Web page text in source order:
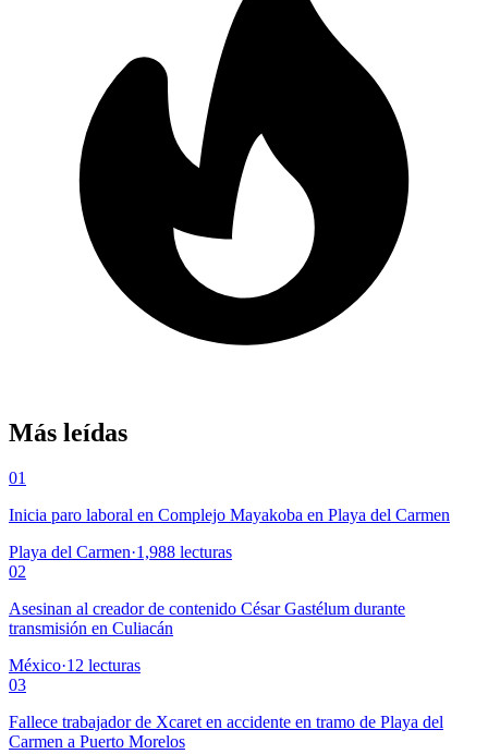
Más leídas
01
Inicia paro laboral en Complejo Mayakoba en Playa del Carmen
Playa del Carmen·1,988 lecturas
02
Asesinan al creador de contenido César Gastélum durante
transmisión en Culiacán
México·12 lecturas
03
Fallece trabajador de Xcaret en accidente en tramo de Playa del
Carmen a Puerto Morelos